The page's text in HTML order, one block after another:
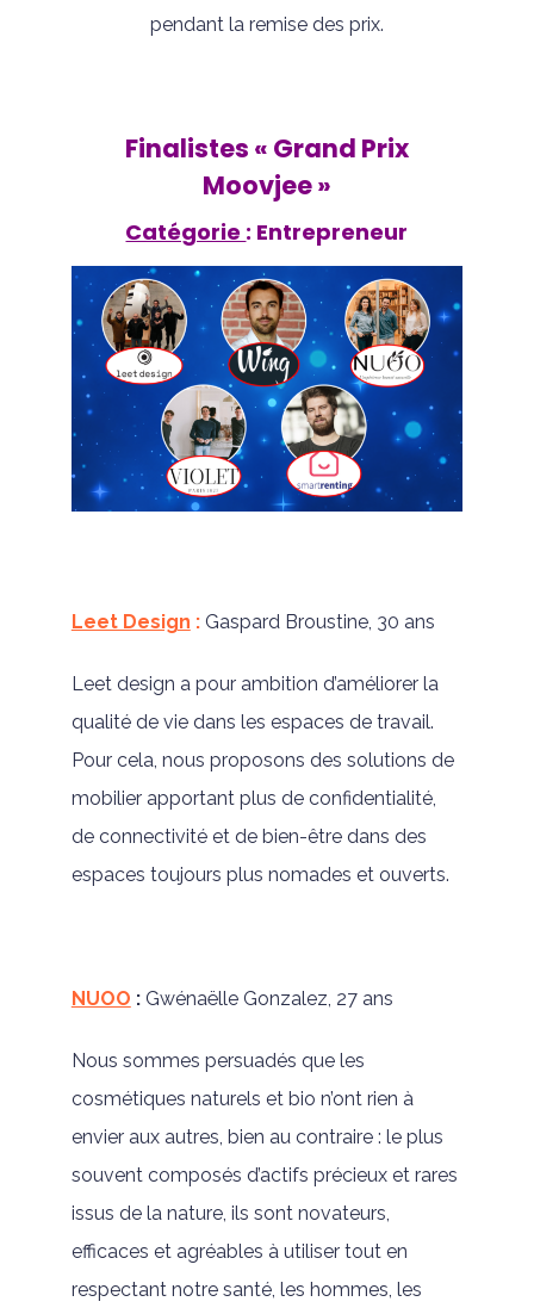
pendant la remise des prix.
Finalistes « Grand Prix
Moovjee »
Catégorie : Entrepreneur
Leet Design : Gaspard Broustine, 30 ans
Leet design a pour ambition d’améliorer la
qualité de vie dans les espaces de travail.
Pour cela, nous proposons des solutions de
mobilier apportant plus de confidentialité,
de connectivité et de bien-être dans des
espaces toujours plus nomades et ouverts.
NUOO : Gwénaëlle Gonzalez, 27 ans
Nous sommes persuadés que les
cosmétiques naturels et bio n’ont rien à
envier aux autres, bien au contraire : le plus
souvent composés d’actifs précieux et rares
issus de la nature, ils sont novateurs,
efficaces et agréables à utiliser tout en
respectant notre santé, les hommes, les